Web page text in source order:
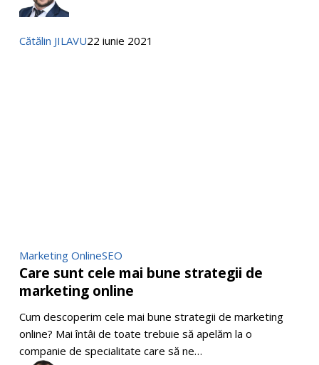
Cătălin JILAVU22 iunie 2021
Care
sunt
cele
bune
strategii
de
Marketing OnlineSEO
Care sunt cele mai bune strategii de
marketing online
Cum descoperim cele mai bune strategii de marketing
online? Mai întâi de toate trebuie să apelăm la o
companie de specialitate care să ne…